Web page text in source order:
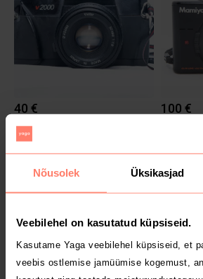
Nõusolek Üksikasjad
Veebilehel on kasutatud küpsiseid.
Kasutame Yaga veebilehel küpsiseid, et
veebis ostlemise jamüümise kogemust,
40 € 100 €